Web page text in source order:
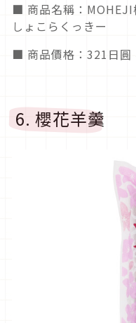
■ 商品名稱：
しょこらくっきー
■ 商品價格：321日圓
6. 櫻花羊羹